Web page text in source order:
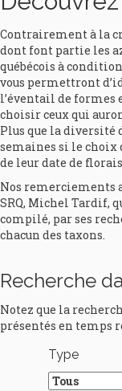
Contrairement à la
dont font partie les
québécois à
vous permettront
l’éventail de formes
choisir ceux qui
Plus que la diversité
semaines si le choix
de leur date de
Nos remerciements
SRQ, Michel Tardif,
compilé, par ses
chacun des taxons.
Recherche
Notez que la
présentés en temps
Type